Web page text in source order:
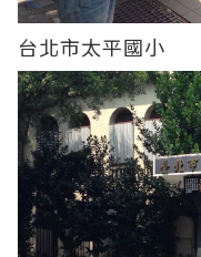
台北市太平國小